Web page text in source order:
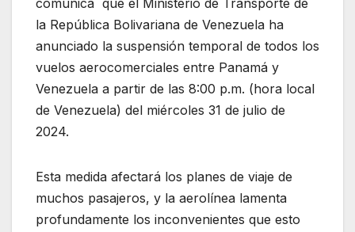
comunica que el Ministerio de Transporte de
la República Bolivariana de Venezuela ha
anunciado la suspensión temporal de todos los
vuelos aerocomerciales entre Panamá y
Venezuela a partir de las 8:00 p.m. (hora local
de Venezuela) del miércoles 31 de julio de
2024.
Esta medida afectará los planes de viaje de
muchos pasajeros, y la aerolínea lamenta
profundamente los inconvenientes que esto